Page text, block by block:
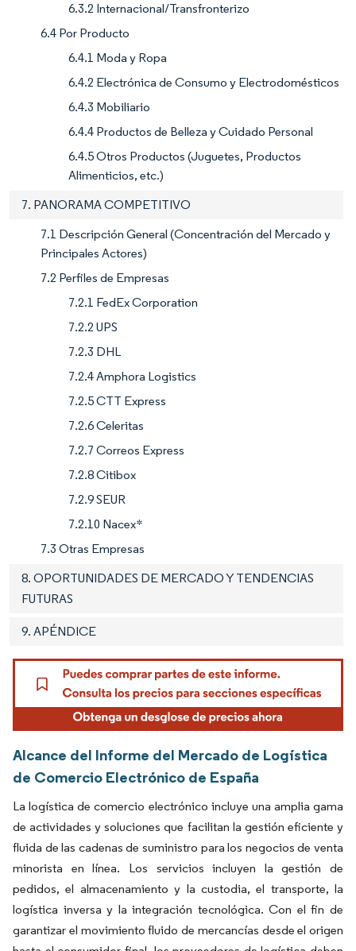
6.3.2 Internacional/Transfronterizo
6.4 Por Producto
6.4.1 Moda y Ropa
6.4.2 Electrónica de Consumo y Electrodomésticos
6.4.3 Mobiliario
6.4.4 Productos de Belleza y Cuidado Personal
6.4.5 Otros Productos (Juguetes, Productos
Alimenticios, etc.)
7. PANORAMA COMPETITIVO
7.1 Descripción General (Concentración del Mercado y
Principales Actores)
7.2 Perfiles de Empresas
7.2.1 FedEx Corporation
7.2.2 UPS
7.2.3 DHL
7.2.4 Amphora Logistics
7.2.5 CTT Express
7.2.6 Celeritas
7.2.7 Correos Express
7.2.8 Citibox
7.2.9 SEUR
7.2.10 Nacex*
7.3 Otras Empresas
8. OPORTUNIDADES DE MERCADO Y TENDENCIAS
FUTURAS
9. APÉNDICE
Alcance del Informe del Mercado de Logística
de Comercio Electrónico de España
La logística de comercio electrónico incluye una amplia gama
de actividades y soluciones que facilitan la gestión eficiente y
fluida de las cadenas de suministro para los negocios de venta
minorista en línea. Los servicios incluyen la gestión de
pedidos, el almacenamiento y la custodia, el transporte, la
logística inversa y la integración tecnológica. Con el fin de
garantizar el movimiento fluido de mercancías desde el origen